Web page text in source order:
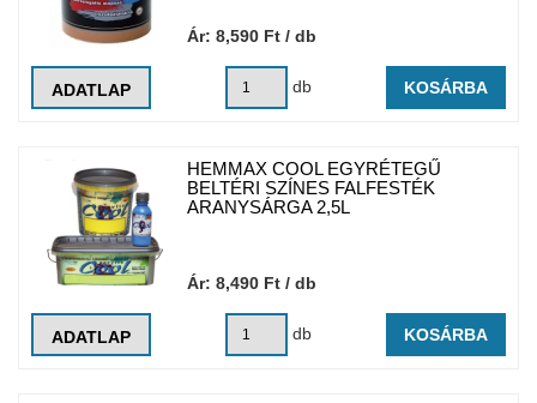
Ár: 8,590 Ft / db
ADATLAP db KOSÁRBA
HEMMAX COOL EGYRÉTEGŰ
BELTÉRI SZÍNES FALFESTÉK
ARANYSÁRGA 2,5L
Ár: 8,490 Ft / db
ADATLAP db KOSÁRBA